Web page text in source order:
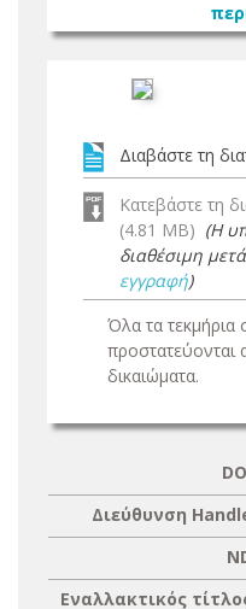
Διαβάστε τη
Κατεβάστε τη
(4.81 MB) (Η
διαθέσιμη
εγγραφή)
Όλα τα
προστατεύονται
δικαιώματα.
Διεύθυνση
Εναλλακτικός